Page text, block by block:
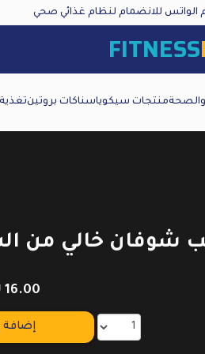
الواتس للانضمام لنظام غذائي صحي
FITNESS
والصحةمنتجات سيكوياسناكات بروتين
شوفان خالي من
16.00
إضافة